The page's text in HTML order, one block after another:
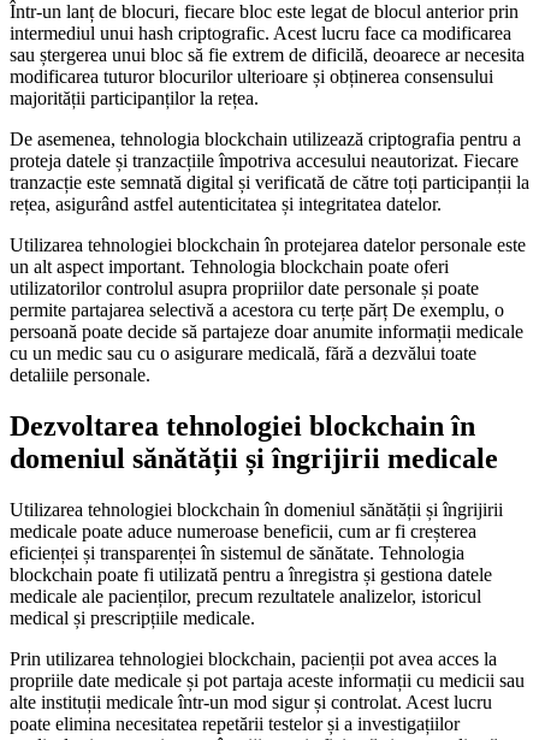
Într-un lanț de blocuri, fiecare bloc este legat de blocul anterior prin
intermediul unui hash criptografic. Acest lucru face ca modificarea
sau ștergerea unui bloc să fie extrem de dificilă, deoarece ar necesita
modificarea tuturor blocurilor ulterioare și obținerea consensului
majorității participanților la rețea.
De asemenea, tehnologia blockchain utilizează criptografia pentru a
proteja datele și tranzacțiile împotriva accesului neautorizat. Fiecare
tranzacție este semnată digital și verificată de către toți participanții la
rețea, asigurând astfel autenticitatea și integritatea datelor.
Utilizarea tehnologiei blockchain în protejarea datelor personale este
un alt aspect important. Tehnologia blockchain poate oferi
utilizatorilor controlul asupra propriilor date personale și poate
permite partajarea selectivă a acestora cu terțe părț De exemplu, o
persoană poate decide să partajeze doar anumite informații medicale
cu un medic sau cu o asigurare medicală, fără a dezvălui toate
detaliile personale.
Dezvoltarea tehnologiei blockchain în
domeniul sănătății și îngrijirii medicale
Utilizarea tehnologiei blockchain în domeniul sănătății și îngrijirii
medicale poate aduce numeroase beneficii, cum ar fi creșterea
eficienței și transparenței în sistemul de sănătate. Tehnologia
blockchain poate fi utilizată pentru a înregistra și gestiona datele
medicale ale pacienților, precum rezultatele analizelor, istoricul
medical și prescripțiile medicale.
Prin utilizarea tehnologiei blockchain, pacienții pot avea acces la
propriile date medicale și pot partaja aceste informații cu medicii sau
alte instituții medicale într-un mod sigur și controlat. Acest lucru
poate elimina necesitatea repetării testelor și a investigațiilor